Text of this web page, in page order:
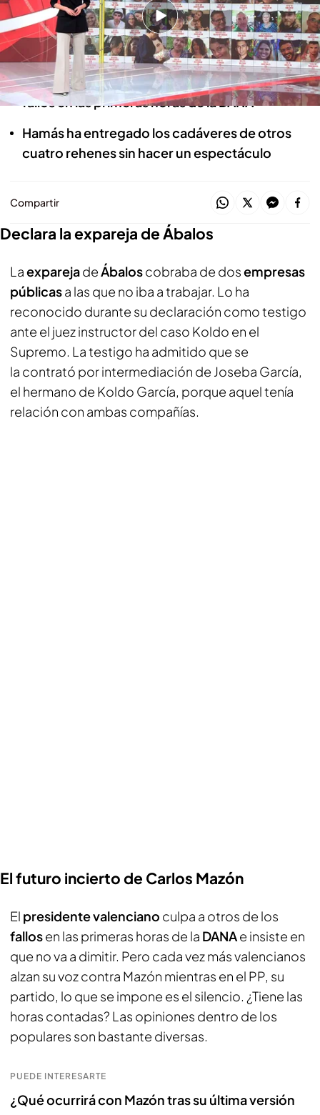
La expareja de Ábalos cobraba de dos
empresas públicas a las que no iba a trabajar
El presidente valenciano culpa a otros de los
fallos en las primeras horas de la DANA
Hamás ha entregado los cadáveres de otros
cuatro rehenes sin hacer un espectáculo
Compartir
Declara la expareja de Ábalos
LaexparejadeÁbaloscobraba de dosempresas
públicasa las que no iba a trabajar. Lo ha
reconocido durante su declaración como testigo
ante el juez instructor del caso Koldo en el
Supremo. La testigo ha admitido que se
la contrató por intermediación de Joseba García,
el hermano de Koldo García, porque aquel tenía
relación con ambas compañías.
El futuro incierto de Carlos Mazón
El presidente valenciano culpa a otros de los
fallosen las primeras horas de la DANAe insiste en
que no va a dimitir. Pero cada vez más valencianos
alzan su voz contra Mazón mientras en el PP, su
partido, lo que se impone es el silencio. ¿Tiene las
horas contadas? Las opiniones dentro de los
populares son bastante diversas.
PUEDE INTERESARTE
¿Qué ocurrirá con Mazón tras su última versión